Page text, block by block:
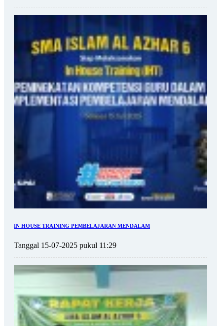
IN HOUSE TRAINING PEMBELAJARAN MENDALAM
Tanggal 15-07-2025 pukul 11:29